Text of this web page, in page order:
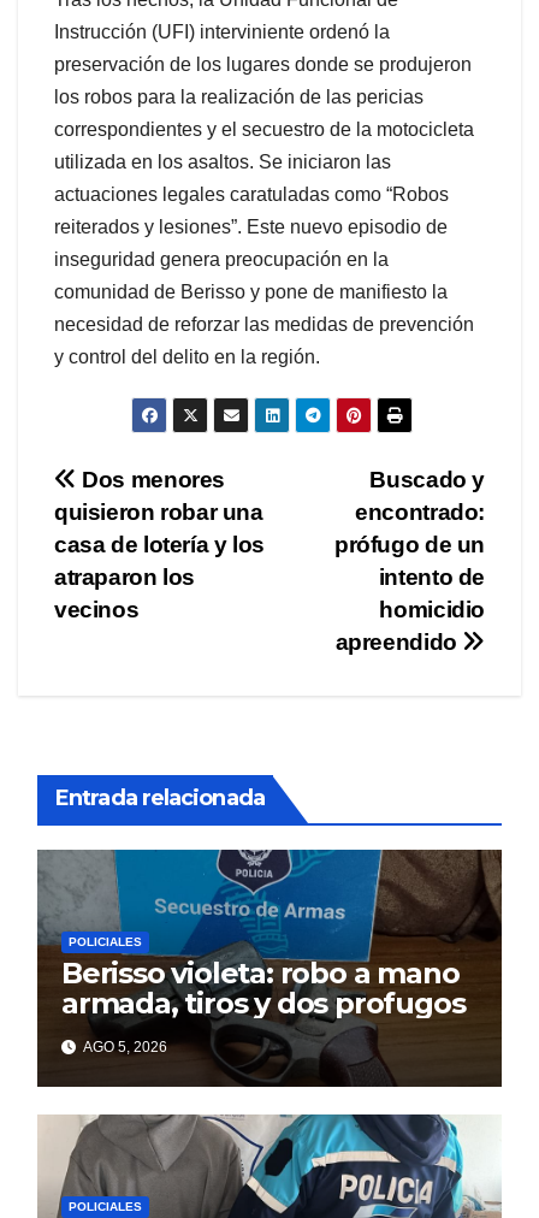
Instrucción (UFI) interviniente ordenó la
preservación de los lugares donde se produjeron
los robos para la realización de las pericias
correspondientes y el secuestro de la motocicleta
utilizada en los asaltos. Se iniciaron las
actuaciones legales caratuladas como “Robos
reiterados y lesiones”. Este nuevo episodio de
inseguridad genera preocupación en la
comunidad de Berisso y pone de manifiesto la
necesidad de reforzar las medidas de prevención
y control del delito en la región.
Navegación
de
entradas
Buscado y
encontrado:
prófugo de un
intento de
homicidio
apreendido
Dos menores
quisieron robar una
casa de lotería y los
atraparon los
vecinos
Entrada relacionada
POLICIALES
Berisso violeta: robo a mano
armada, tiros y dos profugos
AGO 5, 2026
POLICIALES